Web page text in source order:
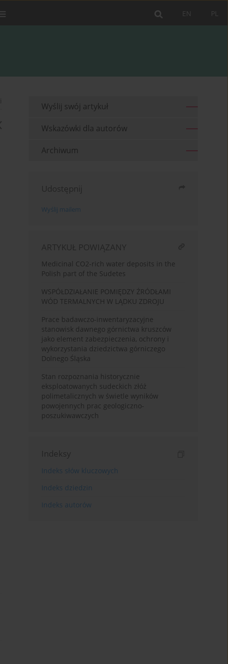
PL
EN
Wyślij swój artykuł
Wskazówki dla autorów
Archiwum
Udostępnij
Wyślij mailem
ARTYKUŁ POWIĄZANY
Medicinal CO2-rich water deposits in the
Polish part of the Sudetes
WSPÓŁDZIAŁANIE POMIĘDZY ŹRÓDŁAMI
WÓD TERMALNYCH W LĄDKU ZDROJU
Prace badawczo-inwentaryzacyjne
stanowisk dawnego górnictwa kruszców
jako element zabezpieczenia, ochrony i
wykorzystania dziedzictwa górniczego
Dolnego Śląska
Stan rozpoznania historycznie
eksploatowanych sudeckich złóż
polimetalicznych w świetle wyników
powojennych prac geologiczno-
poszukiwawczych
Indeksy
Indeks słów kluczowych
Indeks dziedzin
Indeks autorów